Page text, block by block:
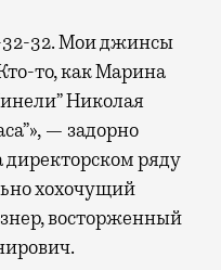
32-32. Мои джинсы
то, как Марина
Николая
— задорно
ряду
хохочущий
восторженный